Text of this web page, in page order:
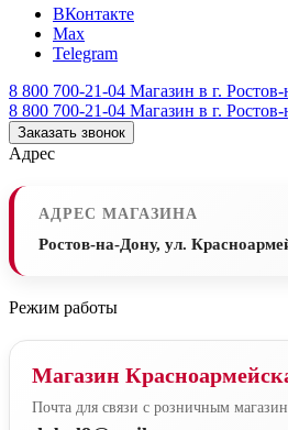
ВКонтакте
Max
Telegram
8 800 700-21-04 Магазин в г.
8 800 700-21-04 Магазин в г.
Заказать звонок
Адрес
АДРЕС МАГАЗИНА
Ростов-на-Дону, ул.
Режим работы
Магазин
Почта для связи с розничным